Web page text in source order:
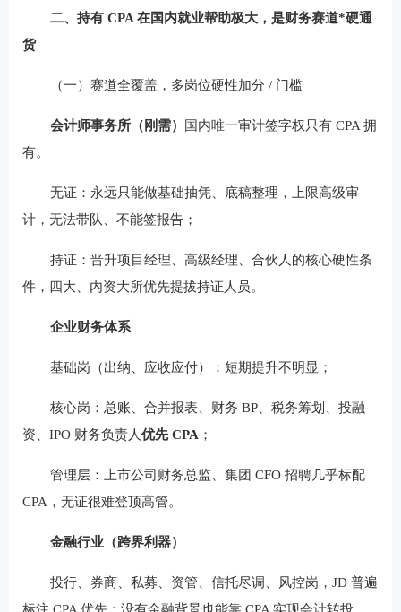
二、持有 CPA 在国内就业帮助极大，是财务赛道*硬通
货
（一）赛道全覆盖，多岗位硬性加分 / 门槛
会计师事务所（刚需） 国内唯一审计签字权只有 CPA 拥
有。
无证：永远只能做基础抽凭、底稿整理，上限高级审
计，无法带队、不能签报告；
持证：晋升项目经理、高级经理、合伙人的核心硬性条
件，四大、内资大所优先提拔持证人员。
企业财务体系
基础岗（出纳、应收应付）：短期提升不明显；
核心岗：总账、合并报表、财务 BP、税务筹划、投融
资、IPO 财务负责人优先 CPA ；
管理层：上市公司财务总监、集团 CFO 招聘几乎标配
CPA，无证很难登顶高管。
金融行业（跨界利器）
投行、券商、私募、资管、信托尽调、风控岗，JD 普遍
标注 CPA 优先：没有金融背景也能靠 CPA 实现会计转投